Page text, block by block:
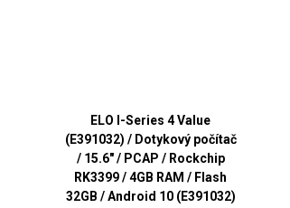
ELO I-Series 4 Value
(E391032) / Dotykový počítač
/ 15.6" / PCAP / Rockchip
RK3399 / 4GB RAM / Flash
32GB / Android 10 (E391032)